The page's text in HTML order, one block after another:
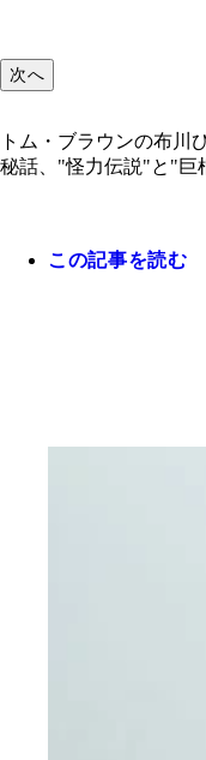
トム・ブラ
次へ
トム・ブラウンの布川
秘話、"怪力伝説"と"巨
この記事を読む